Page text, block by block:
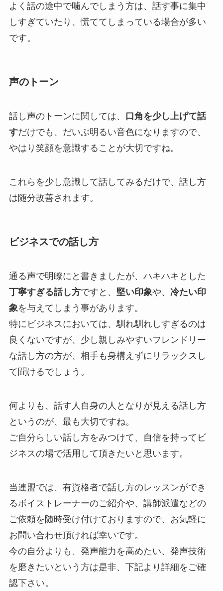
よく話の途中で噛んでしまう方は、話す事に集中
しすぎていたり、慌ててしまっている場合が多い
です。
声のトーン
話し声のトーンに関しては、
口角を少し上げて話
すだけでも、だいぶ明るい音色になりますので、
やはり笑顔を意識することが大切ですね。
これらを少し意識して話してみるだけで、話し方
は随分改善されます。
ビジネスでの話し方
通る声で明瞭にと書きましたが、ハキハキとした
丁寧すぎる話し方ですと、 堅い印象や、 冷たい印
象を与えてしまう事があります。
特にビジネスにおいては、馴れ馴れしすぎるのは
良くないですが、少し親しみやすいフレンドリー
な話し方の方が、相手も身構えずにリラックスし
て聞けるでしょう。
何よりも、話す人自身の人となりが見える話し方
というのが、最も大切ですね。
ご自分らしい話し方をみつけて、自信を持ってビ
ジネスの場で活用して頂きたいと思います。
当連盟では、有資格者で話し方のレッスンができ
るボイストレーナーのご紹介や、講師派遣などの
ご依頼を随時受け付けておりますので、お気軽に
お問い合わせ頂ければ幸いです。
今の自分よりも、発声能力を高めたい、発声技術
を磨きたいという方は是非、下記より詳細をご確
認下さい。